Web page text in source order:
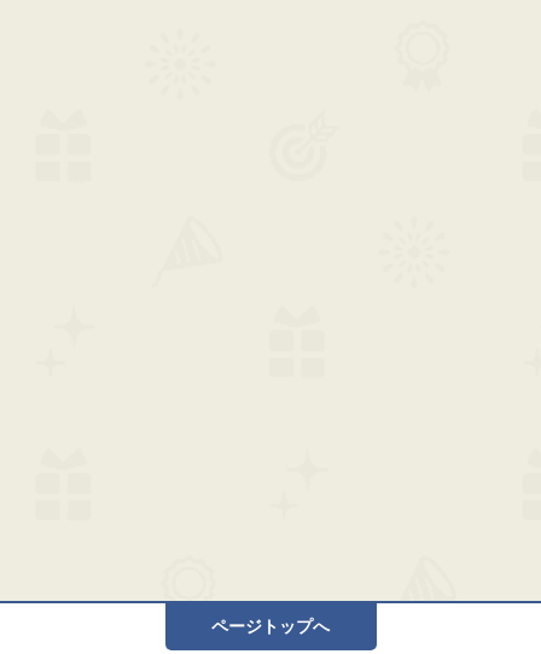
ページトップへ